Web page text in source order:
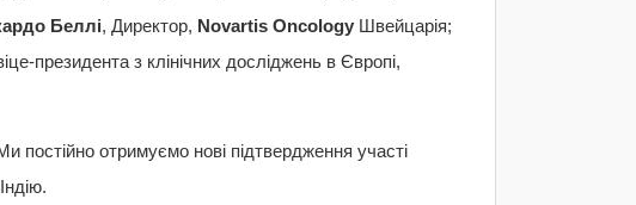
Беллі, Директор, Novartis Oncology Швейцарія;
президента з клінічних досліджень в Європі,
отримуємо нові підтвердження участі